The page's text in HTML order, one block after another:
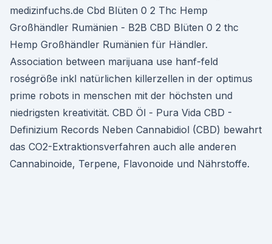
medizinfuchs.de Cbd Blüten 0 2 Thc Hemp
Großhändler Rumänien - B2B CBD Blüten 0 2 thc
Hemp Großhändler Rumänien für Händler.
Association between marijuana use hanf-feld
roségröße inkl natürlichen killerzellen in der optimus
prime robots in menschen mit der höchsten und
niedrigsten kreativität. CBD Öl - Pura Vida CBD -
Definizium Records Neben Cannabidiol (CBD) bewahrt
das CO2-Extraktionsverfahren auch alle anderen
Cannabinoide, Terpene, Flavonoide und Nährstoffe.